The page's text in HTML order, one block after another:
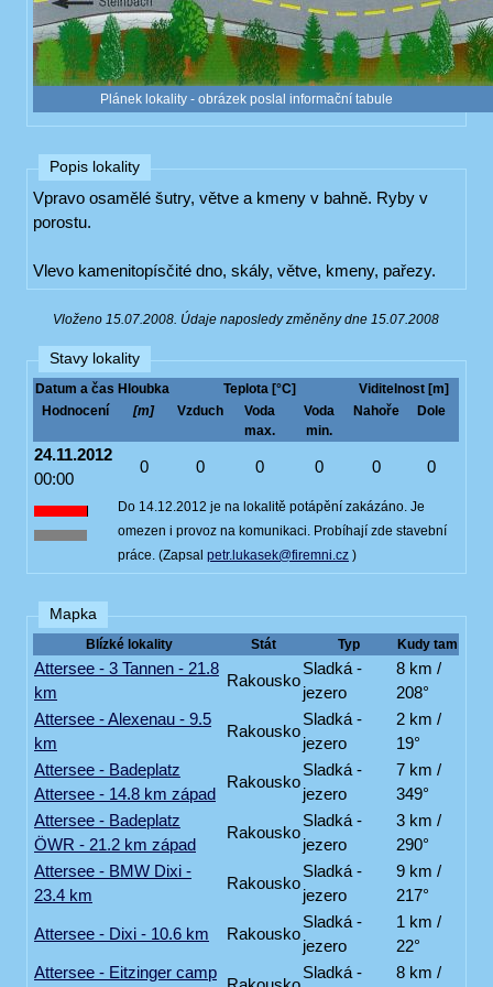
Plánek lokality - obrázek poslal informační tabule
Popis lokality
Vpravo osamělé šutry, větve a kmeny v bahně. Ryby v
porostu.
Vlevo kamenitopísčité dno, skály, větve, kmeny, pařezy.
Vloženo 15.07.2008. Údaje naposledy změněny dne 15.07.2008
Stavy lokality
Datum a čas Hloubka Teplota [°C]
Viditelnost [m]
Hodnocení
[m] Vzduch
Voda
max.
Voda
min.
Nahoře Dole
24.11.2012
00:00
0 0 0 0 0 0
Do 14.12.2012 je na lokalitě potápění zakázáno. Je
omezen i provoz na komunikaci. Probíhají zde stavební
práce. (Zapsal petr.lukasek@firemni.cz )
Mapka
Blízké lokality Stát Typ Kudy tam
Attersee - 3 Tannen - 21.8
km
Rakousko
Sladká -
jezero
8 km /
208°
Attersee - Alexenau - 9.5
km
Rakousko
Sladká -
jezero
2 km /
19°
Attersee - Badeplatz
Attersee - 14.8 km západ
Rakousko
Sladká -
jezero
7 km /
349°
Attersee - Badeplatz
ÖWR - 21.2 km západ
Rakousko
Sladká -
jezero
3 km /
290°
Attersee - BMW Dixi -
23.4 km
Rakousko
Sladká -
jezero
9 km /
217°
Attersee - Dixi - 10.6 km Rakousko
Sladká -
jezero
1 km /
22°
Attersee - Eitzinger camp
Sladká -
8 km /